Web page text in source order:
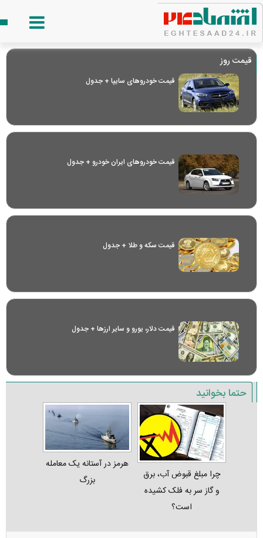
قیمت روز
قیمت خودرو‌های سایپا + جدول
قیمت خودرو‌های ایران خودرو + جدول
قیمت سکه و طلا + جدول
قیمت دلار، یورو و سایر ارز‌ها + جدول
حتما بخوانید
چرا مبلغ قبوض آب، برق
و گاز سر به فلک کشیده
است؟
هرمز در آستانه یک معامله
بزرگ